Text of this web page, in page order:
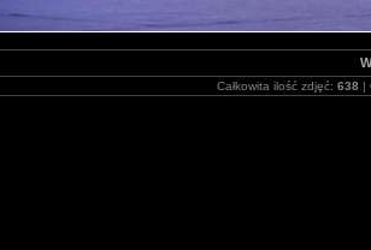
Całkowita ilość zdjęć: 638 |